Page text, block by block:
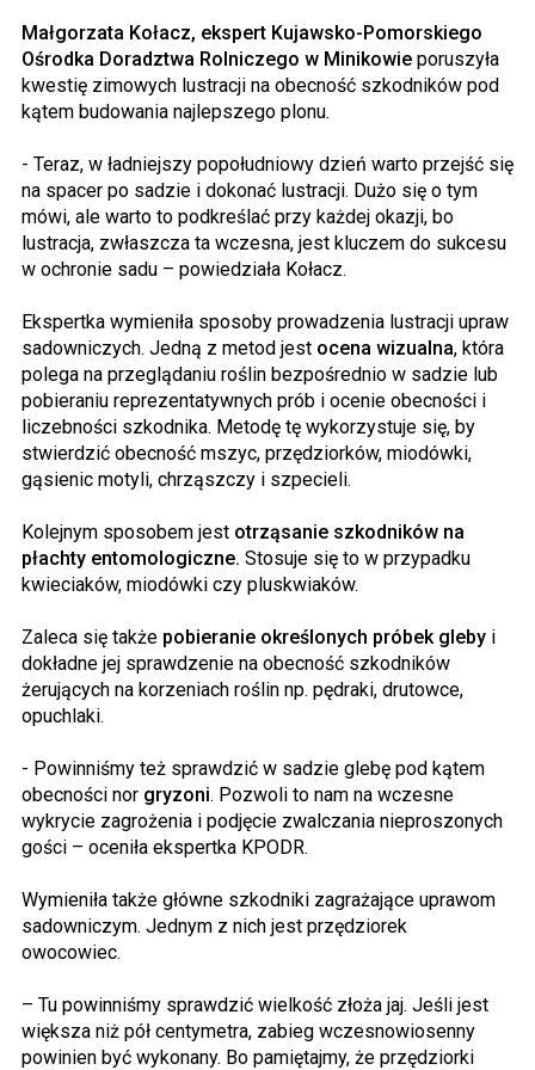
Małgorzata Kołacz, ekspert Kujawsko-Pomorskiego
Ośrodka Doradztwa Rolniczego w Minikowie poruszyła
kwestię zimowych lustracji na obecność szkodników pod
kątem budowania najlepszego plonu.
- Teraz, w ładniejszy popołudniowy dzień warto przejść się
na spacer po sadzie i dokonać lustracji. Dużo się o tym
mówi, ale warto to podkreślać przy każdej okazji, bo
lustracja, zwłaszcza ta wczesna, jest kluczem do sukcesu
w ochronie sadu – powiedziała Kołacz.
Ekspertka wymieniła sposoby prowadzenia lustracji upraw
sadowniczych. Jedną z metod jest ocena wizualna, która
polega na przeglądaniu roślin bezpośrednio w sadzie lub
pobieraniu reprezentatywnych prób i ocenie obecności i
liczebności szkodnika. Metodę tę wykorzystuje się, by
stwierdzić obecność mszyc, przędziorków, miodówki,
gąsienic motyli, chrząszczy i szpecieli.
Kolejnym sposobem jest otrząsanie szkodników na
płachty entomologiczne. Stosuje się to w przypadku
kwieciaków, miodówki czy pluskwiaków.
Zaleca się także pobieranie określonych próbek gleby i
dokładne jej sprawdzenie na obecność szkodników
żerujących na korzeniach roślin np. pędraki, drutowce,
opuchlaki.
- Powinniśmy też sprawdzić w sadzie glebę pod kątem
obecności nor gryzoni. Pozwoli to nam na wczesne
wykrycie zagrożenia i podjęcie zwalczania nieproszonych
gości – oceniła ekspertka KPODR.
Wymieniła także główne szkodniki zagrażające uprawom
sadowniczym. Jednym z nich jest przędziorek
owocowiec.
– Tu powinniśmy sprawdzić wielkość złoża jaj. Jeśli jest
większa niż pół centymetra, zabieg wczesnowiosenny
powinien być wykonany. Bo pamiętajmy, że przędziorki